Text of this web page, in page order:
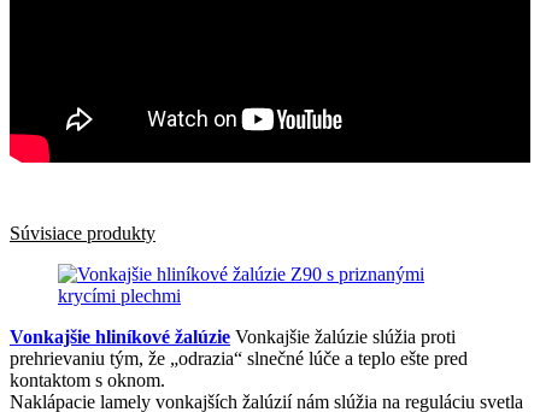
Súvisiace produkty
Vonkajšie hliníkové žalúzie Vonkajšie žalúzie slúžia proti
prehrievaniu tým, že „odrazia“ slnečné lúče a teplo ešte pred
kontaktom s oknom.
Naklápacie lamely vonkajších žalúzií nám slúžia na reguláciu svetla